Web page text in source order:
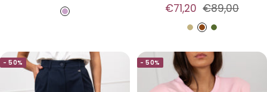
regolare
L
l
l
Prezzo
€71,20 Prezzo
regolare
€89,00
S
a
b
b
C
u
o
i
M
i
l
i
- 50% - 50%